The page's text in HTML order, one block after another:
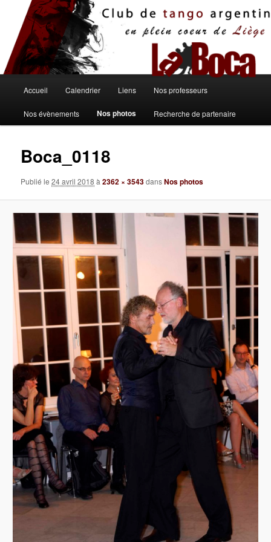
contenu
principal
principal
Accueil Calendrier Liens Nos professeurs
Nos évènements Nos photos Recherche de partenaire
Boca_0118
Publié le24 avril 2018 à2362 × 3543dansNos photos